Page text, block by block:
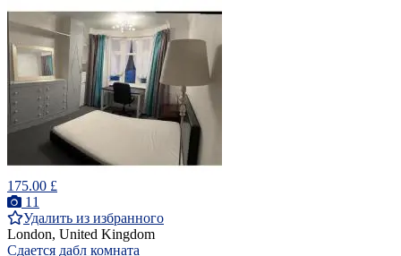
175.00 £
11
Удалить из избранного
London, United Kingdom
Сдается дабл комната